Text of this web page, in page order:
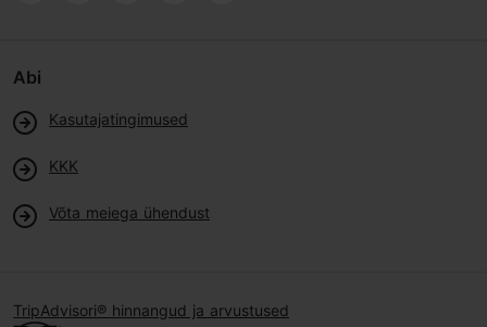
Abi
Kasutajatingimused
KKK
Võta meiega ühendust
TripAdvisori® hinnangud ja arvustused